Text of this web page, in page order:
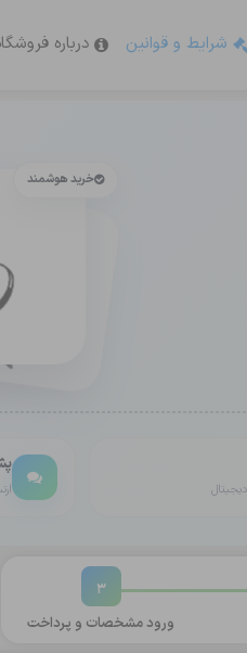
شرایط و قوانین درباره
خرید هوشمند
3
ورود مشخصات و پرداخت